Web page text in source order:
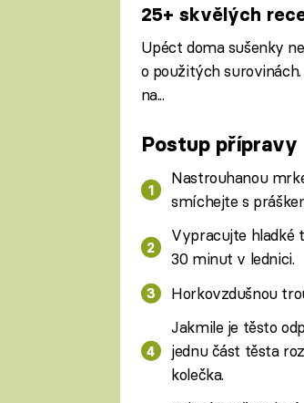
25+ skvělých
Upéct doma sušenky
o použitých
na...
Postup přípravy
Nastrouhanou
smíchejte s
Vypracujte hladké
30 minut v lednici.
Horkovzdušnou
Jakmile je těsto
jednu část těsta
kolečka.